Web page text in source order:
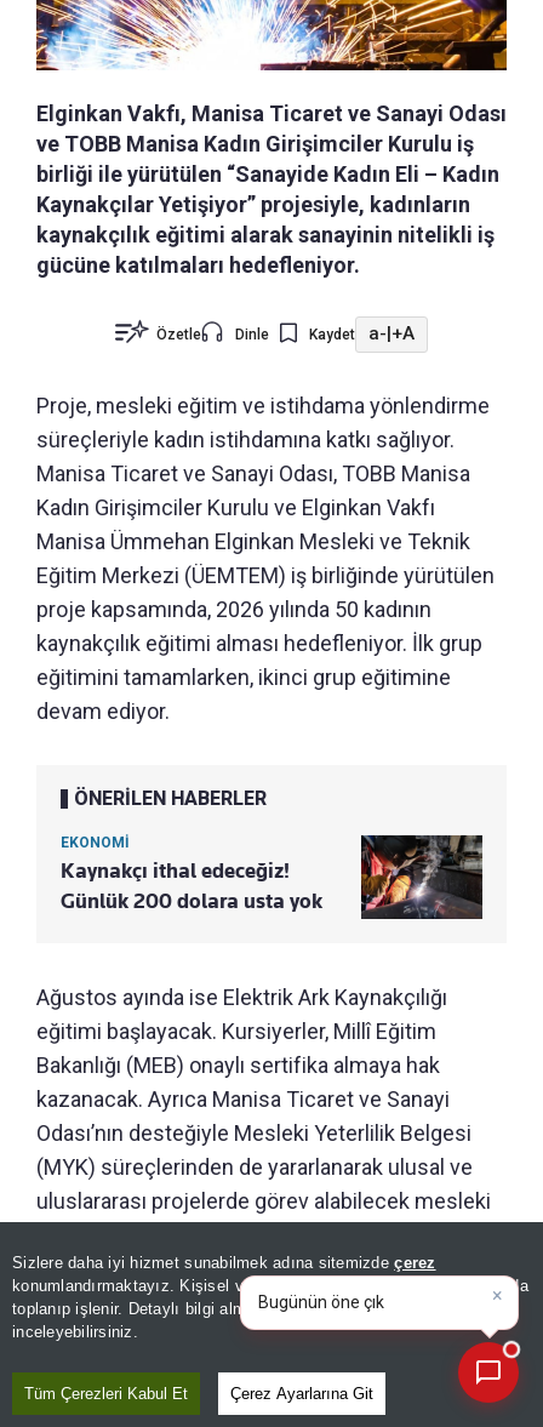
Sizlere daha iyi hizmet sunabilmek adına sitemizdeçerez
konumlandırmaktayız. Kişisel verileriniz, KVKK ve GDPR kapsamında
toplanıp işlenir. Detaylı bilgi almak içinAydınlatma Metnimizi
inceleyebilirsiniz.
Tüm Çerezleri Kabul Et Çerez Ayarlarına Git
Elginkan Vakfı, Manisa Ticaret ve Sanayi Odası
ve TOBB Manisa Kadın Girişimciler Kurulu iş
birliği ile yürütülen “Sanayide Kadın Eli – Kadın
Kaynakçılar Yetişiyor” projesiyle, kadınların
kaynakçılık eğitimi alarak sanayinin nitelikli iş
gücüne katılmaları hedefleniyor.
Özetle Dinle Kaydet a- +A
Proje, mesleki eğitim ve istihdama yönlendirme
süreçleriyle kadın istihdamına katkı sağlıyor.
Manisa Ticaret ve Sanayi Odası, TOBB Manisa
Kadın Girişimciler Kurulu ve Elginkan Vakfı
Manisa Ümmehan Elginkan Mesleki ve Teknik
Eğitim Merkezi (ÜEMTEM) iş birliğinde yürütülen
proje kapsamında, 2026 yılında 50 kadının
kaynakçılık eğitimi alması hedefleniyor. İlk grup
eğitimini tamamlarken, ikinci grup eğitimine
devam ediyor.
ÖNERİLEN HABERLER
EKONOMİ
Kaynakçı ithal edeceğiz!
Günlük 200 dolara usta yok
Ağustos ayında ise Elektrik Ark Kaynakçılığı
eğitimi başlayacak. Kursiyerler, Millî Eğitim
Bakanlığı (MEB) onaylı sertifika almaya hak
kazanacak. Ayrıca Manisa Ticaret ve Sanayi
Odası’nın desteğiyle Mesleki Yeterlilik Belgesi
(MYK) süreçlerinden de yararlanarak ulusal ve
uluslararası projelerde görev alabilecek mesleki
GÜNÜN ÖZETİ
×
Bugünün öne çıkan manşetleri
ve gelişmeleri nel